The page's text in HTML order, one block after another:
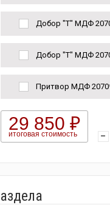
Добор "Т" МДФ
Добор "Т" МДФ
Притвор МДФ
29 850 ₽
итоговая стоимость